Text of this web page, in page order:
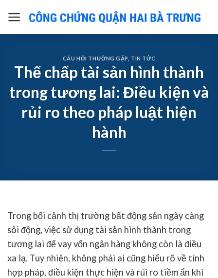
CÂU HỎI THƯỜNG GẶP TIN TỨC
Thế chấp tài sản hình thành
trong tương lai: Điều kiện và
rủi ro theo pháp luật hiện
hành
Trong bối cảnh thị trường bất động sản ngày càng
sôi động, việc sử dụng tài sản hình thành trong
tương lai để vay vốn ngân hàng không còn là điều
xa lạ. Tuy nhiên, không phải ai cũng hiểu rõ về tính
hợp pháp, điều kiện thực hiện và rủi ro tiềm ẩn khi